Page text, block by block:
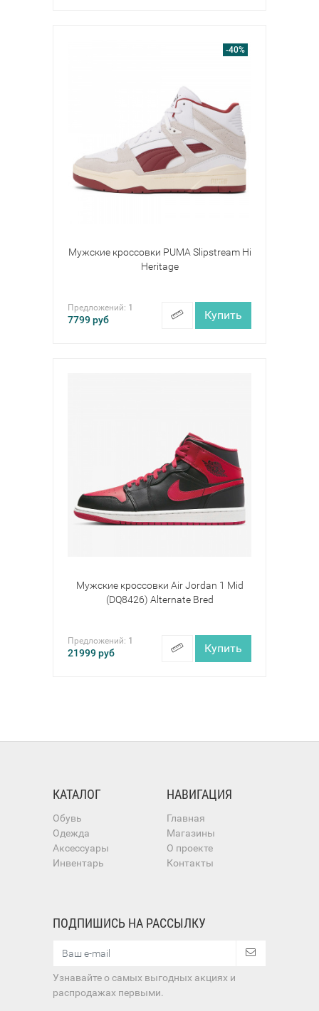
-40%
Мужские кроссовки PUMA Slipstream Hi
Heritage
Предложений: 1
7799руб Купить
Мужские кроссовки Air Jordan 1 Mid
(DQ8426) Alternate Bred
Предложений: 1
21999руб Купить
КАТАЛОГ
Обувь
Одежда
Аксессуары
Инвентарь
НАВИГАЦИЯ
Главная
Магазины
О проекте
Контакты
ПОДПИШИСЬ НА РАССЫЛКУ
Узнавайте о самых выгодных акциях и
распродажах первыми.